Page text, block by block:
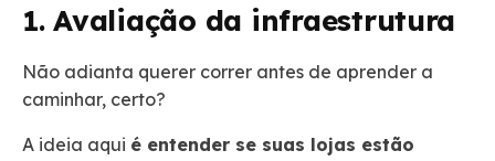
1. Avaliação da infraestrutura
Não adianta querer correr antes de aprender a
caminhar, certo?
A ideia aqui é entender se suas lojas estão